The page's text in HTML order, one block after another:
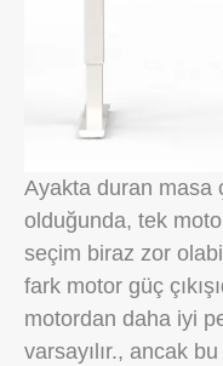
Ayakta duran masa
olduğunda, tek
seçim biraz zor
fark motor güç
motordan daha iyi
varsayılır., ancak